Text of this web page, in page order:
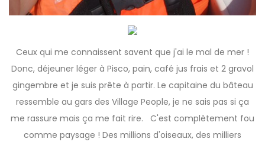
Ceux qui me connaissent savent que j'ai le mal de mer !
Donc, déjeuner léger à Pisco, pain, café jus frais et 2 gravol
gingembre et je suis prête à partir. Le capitaine du bâteau
ressemble au gars des Village People, je ne sais pas si ça
me rassure mais ça me fait rire. C'est complètement fou
comme paysage ! Des millions d'oiseaux, des milliers